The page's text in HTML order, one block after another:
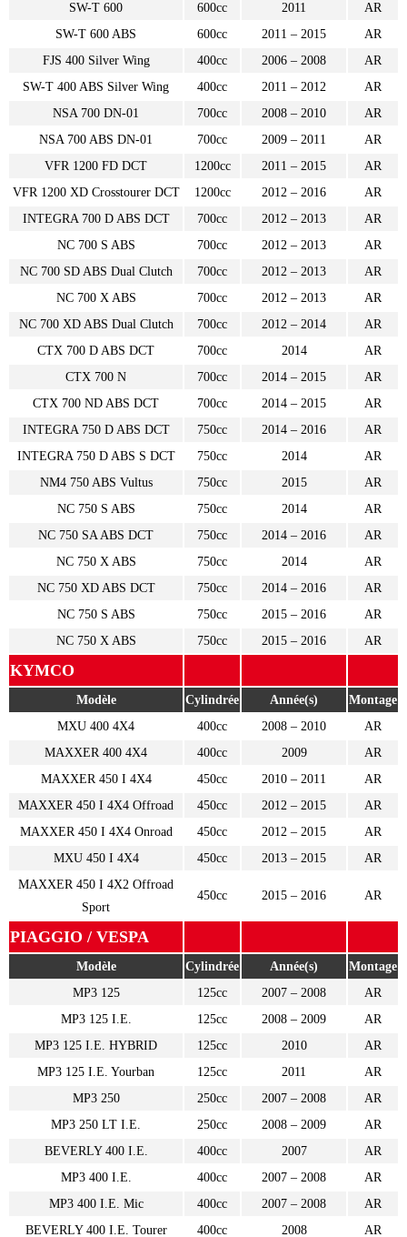
SW-T 600
600cc 2011
AR
SW-T 600 ABS
600cc 2011 – 2015
AR
FJS 400 Silver Wing
400cc 2006 – 2008
AR
SW-T 400 ABS Silver Wing
400cc 2011 – 2012
AR
NSA 700 DN-01
700cc 2008 – 2010
AR
NSA 700 ABS DN-01
700cc 2009 – 2011
AR
VFR 1200 FD DCT
1200cc 2011 – 2015
AR
VFR 1200 XD Crosstourer DCT
1200cc 2012 – 2016
AR
INTEGRA 700 D ABS DCT
700cc 2012 – 2013
AR
NC 700 S ABS
700cc 2012 – 2013
AR
NC 700 SD ABS Dual Clutch
700cc 2012 – 2013
AR
NC 700 X ABS
700cc 2012 – 2013
AR
NC 700 XD ABS Dual Clutch
700cc 2012 – 2014
AR
CTX 700 D ABS DCT
700cc 2014
AR
CTX 700 N
700cc 2014 – 2015
AR
CTX 700 ND ABS DCT
700cc 2014 – 2015
AR
INTEGRA 750 D ABS DCT
750cc 2014 – 2016
AR
INTEGRA 750 D ABS S DCT
750cc 2014
AR
NM4 750 ABS Vultus
750cc 2015
AR
NC 750 S ABS
750cc 2014
AR
NC 750 SA ABS DCT
750cc 2014 – 2016
AR
NC 750 X ABS
750cc 2014
AR
NC 750 XD ABS DCT
750cc 2014 – 2016
AR
NC 750 S ABS
750cc 2015 – 2016
AR
NC 750 X ABS
750cc 2015 – 2016 AR
KYMCO
Modèle Cylindrée Année(s)
Montage
MXU 400 4X4
400cc 2008 – 2010
AR
MAXXER 400 4X4
400cc 2009
AR
MAXXER 450 I 4X4
450cc 2010 – 2011
AR
MAXXER 450 I 4X4 Offroad
450cc 2012 – 2015
AR
MAXXER 450 I 4X4 Onroad
450cc 2012 – 2015
AR
MXU 450 I 4X4
450cc 2013 – 2015
AR
MAXXER 450 I 4X2 Offroad
Sport
450cc 2015 – 2016 AR
PIAGGIO / VESPA
Modèle Cylindrée Année(s)
Montage
MP3 125
125cc 2007 – 2008
AR
MP3 125 I.E.
125cc 2008 – 2009
AR
MP3 125 I.E. HYBRID
125cc 2010
AR
MP3 125 I.E. Yourban
125cc 2011
AR
MP3 250
250cc 2007 – 2008
AR
MP3 250 LT I.E.
250cc 2008 – 2009
AR
BEVERLY 400 I.E.
400cc 2007
AR
MP3 400 I.E.
400cc 2007 – 2008
AR
MP3 400 I.E. Mic
400cc 2007 – 2008
AR
BEVERLY 400 I.E. Tourer
400cc 2008 AR